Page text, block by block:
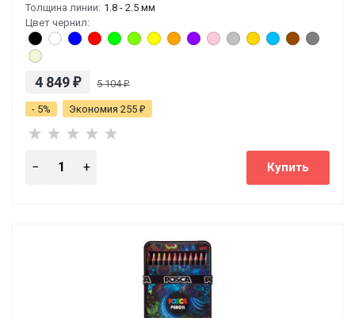
Толщина линии: 1.8 - 2.5 мм
Цвет чернил:
4 849 ₽ 5 104₽
- 5% Экономия 255 ₽